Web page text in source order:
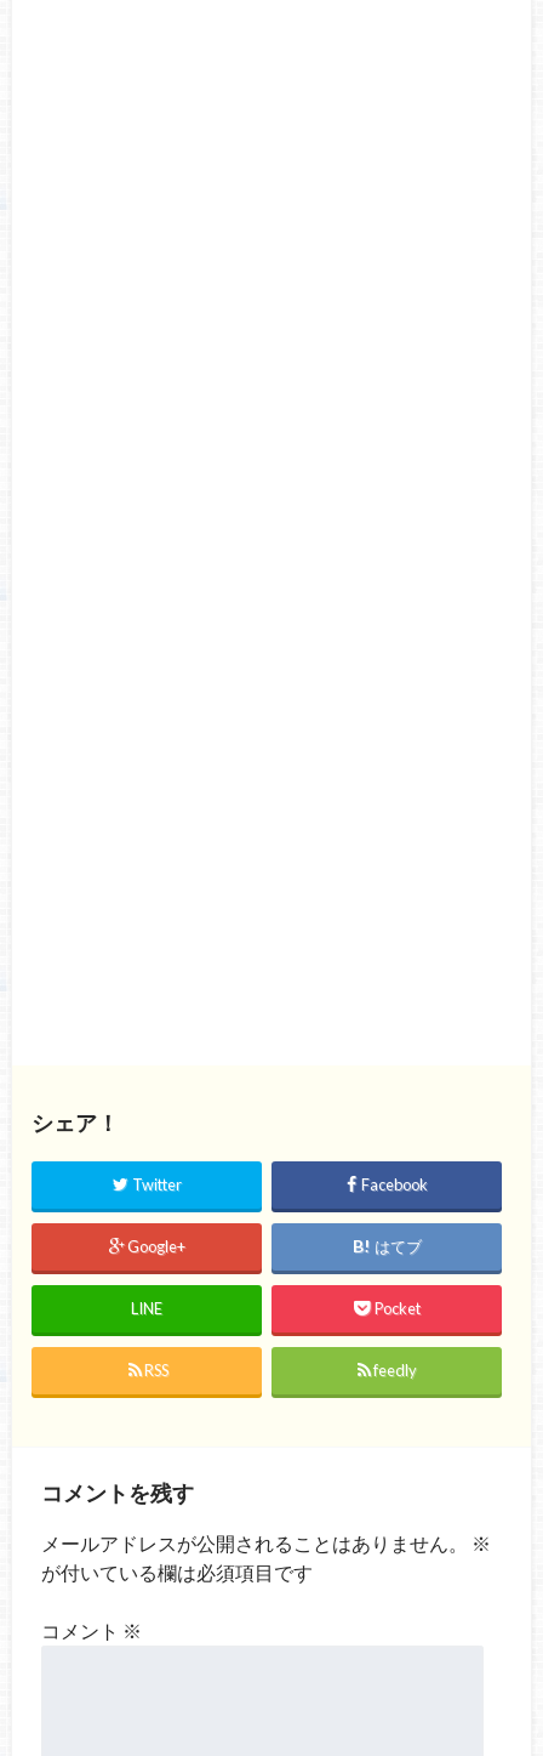
シェア！
Twitter Facebook
Google+ はてブ
LINE Pocket
RSS feedly
コメントを残す
メールアドレスが公開されることはありません。
※
が付いている欄は必須項目です
コメント ※